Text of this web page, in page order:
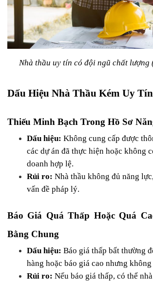
Nhà thầu uy tín có đội ngũ chất lượng
Dấu Hiệu Nhà Thầu Kém Uy Tín
Thiếu Minh Bạch Trong Hồ Sơ
Dấu hiệu: Không cung cấp được
các dự án đã thực hiện hoặc không
doanh hợp lệ.
Rủi ro: Nhà thầu không đủ năng
vấn đề pháp lý.
Báo Giá Quá Thấp Hoặc Quá
Bằng Chung
Dấu hiệu: Báo giá thấp bất thường
hàng hoặc báo giá cao nhưng
Rủi ro: Nếu báo giá thấp, có thể